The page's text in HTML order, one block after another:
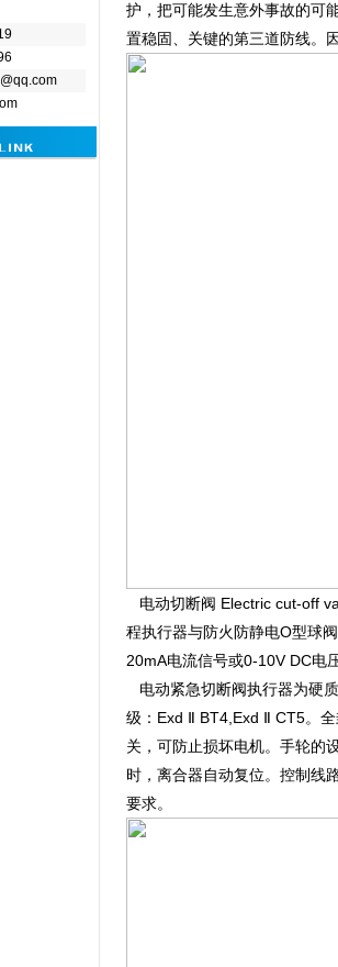
护，把可能发生意外事故的可
置稳固、关键的第三道防线。
电动切断阀 Electric cut-off
程执行器与防火防静电O型球
20mA电流信号或0-10V DC电
电动紧急切断阀执行器为硬
级：Exd Ⅱ BT4,Exd Ⅱ CT5。
关，可防止损坏电机。手轮的
时，离合器自动复位。控制线
要求。